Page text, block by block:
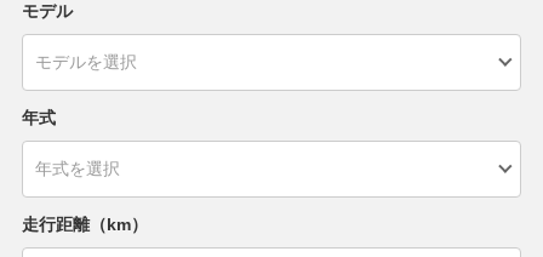
モデル
年式
走行距離（km）